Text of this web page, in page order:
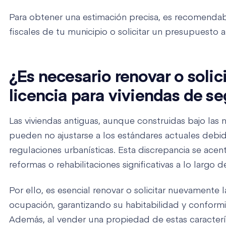
Para obtener una estimación precisa, es
fiscales de tu municipio o solicitar un presupuesto
¿Es necesario renovar o
licencia para viviendas de
Las viviendas antiguas, aunque construidas bajo las
pueden no ajustarse a los estándares actuales
regulaciones urbanísticas. Esta discrepancia se
reformas o rehabilitaciones significativas a lo largo
Por ello, es esencial renovar o solicitar nuevamente
ocupación, garantizando su habitabilidad y
Además, al vender una propiedad de estas